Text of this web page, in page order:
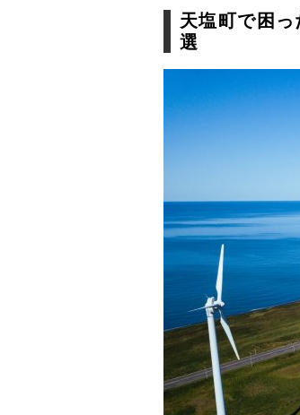
天塩町で困
選